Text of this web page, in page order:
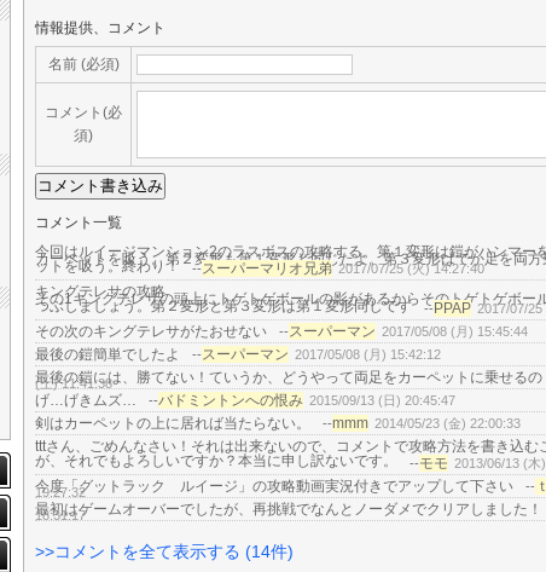
情報提供、コメント
名前 (必須)
コメント(必
須)
コメント一覧
今回はルイージマンション2のラスボスの攻略する。第１変形は鎧がハンマー
カーペットを吸う。第２変形も第１変形と同じだよ。第３変形はでか足を両
ットを吸う。終わり！ --スーパーマリオ兄弟 2017/07/25 (火) 14:27:40
キングテレサの攻略
その1キングテレサの頭上にトゲトゲボールの影があるからそのトゲトゲボー
つぶしましょう。第２変形と第３変形は第１変形同じです -- PPAP 2017/07/
その次のキングテレサがたおせない --スーパーマン 2017/05/08 (月) 15:45:44
最後の鎧簡単でしたよ --スーパーマン 2017/05/08 (月) 15:42:12
最後の鎧には、勝てない！ていうか、どうやって両足をカーペットに乗せるの
(土) 11:41:38
げ…げきムズ… --バドミントンへの恨み 2015/09/13 (日) 20:45:47
剣はカーペットの上に居れば当たらない。 --mmm 2014/05/23 (金) 22:00:33
tttさん、ごめんなさい！それは出来ないので、コメントで攻略方法を書き込む
が、それでもよろしいですか？本当に申し訳ないです。 --モモ 2013/06/13 (木
今度「グットラック ルイージ」の攻略動画実況付きでアップして下さい --
19:27:32
最初はゲームオーバーでしたが、再挑戦でなんとノーダメでクリアしました！
18:31:17
>>コメントを全て表示する (14件)